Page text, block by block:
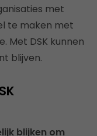
met
te maken met
Met DSK kunnen
blijven.
blijken om